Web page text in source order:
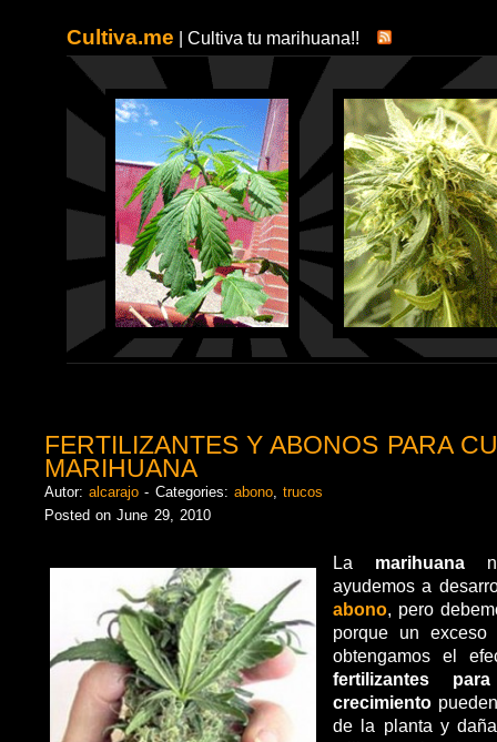
Cultiva.me | Cultiva tu marihuana!!
FERTILIZANTES Y ABONOS PARA
MARIHUANA
Autor:alcarajo - Categories: abono,trucos
Posted on June 29, 2010
La marihuana
ayudemos a
abono, pero
porque un
obtengamos el
fertilizantes
crecimiento
de la planta y